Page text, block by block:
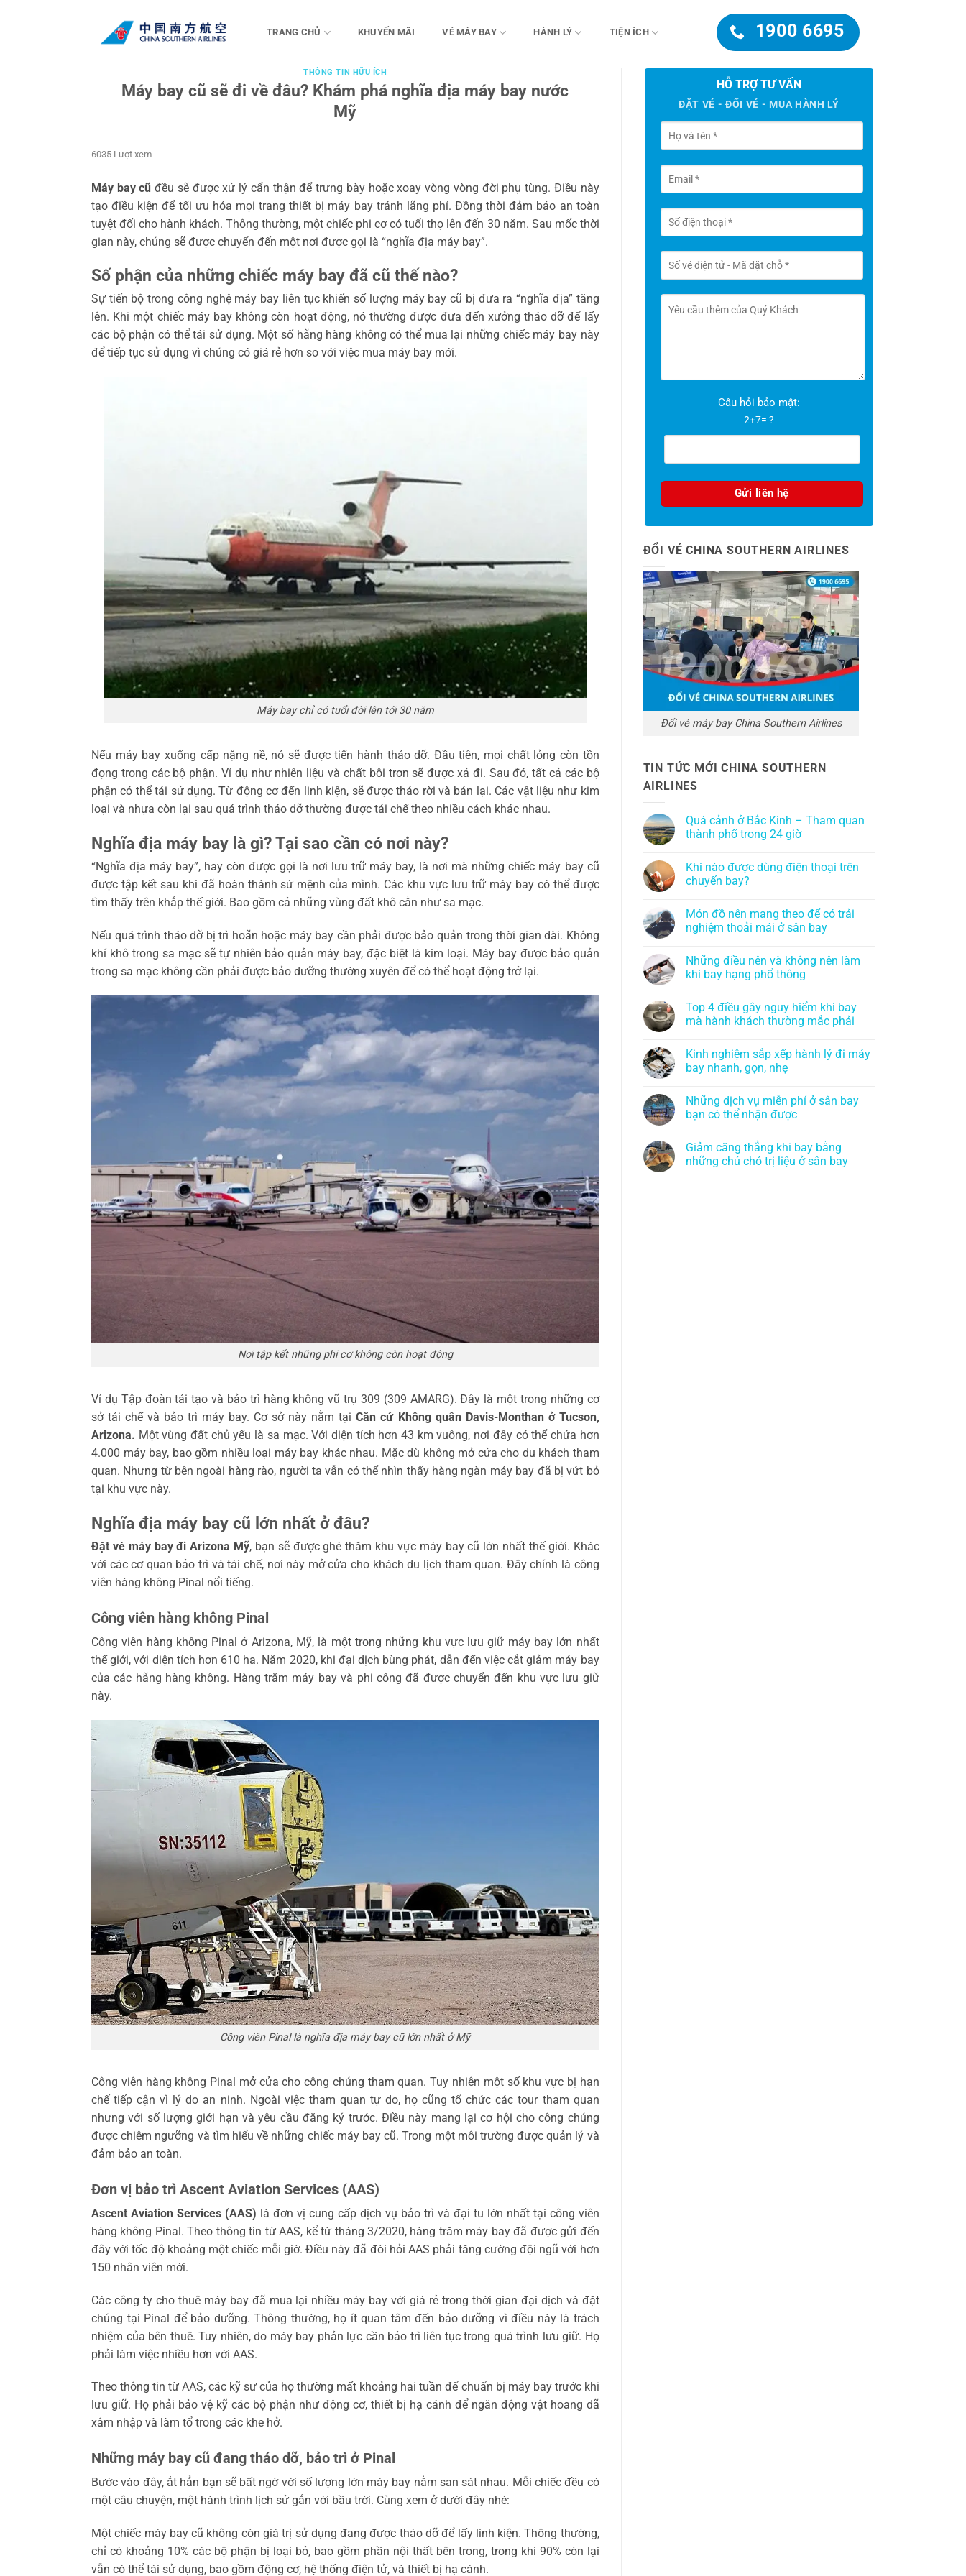
TRANG CHỦ KHUYẾN MÃI VÉ MÁY BAY HÀNH LÝ TIỆN ÍCH 1900 6695
THÔNG TIN HỮU ÍCH
Máy bay cũ sẽ đi về đâu? Khám phá nghĩa địa máy bay nước
Mỹ
6035 Lượt xem
Máy bay cũ đều sẽ được xử lý cẩn thận để trưng bày hoặc xoay vòng vòng đời phụ tùng. Điều này
tạo điều kiện để tối ưu hóa mọi trang thiết bị máy bay tránh lãng phí. Đồng thời đảm bảo an toàn
tuyệt đối cho hành khách. Thông thường, một chiếc phi cơ có tuổi thọ lên đến 30 năm. Sau mốc thời
gian này, chúng sẽ được chuyển đến một nơi được gọi là “nghĩa địa máy bay”.
Số phận của những chiếc máy bay đã cũ thế nào?
Sự tiến bộ trong công nghệ máy bay liên tục khiến số lượng máy bay cũ bị đưa ra “nghĩa địa” tăng
lên. Khi một chiếc máy bay không còn hoạt động, nó thường được đưa đến xưởng tháo dỡ để lấy
các bộ phận có thể tái sử dụng. Một số hãng hàng không có thể mua lại những chiếc máy bay này
để tiếp tục sử dụng vì chúng có giá rẻ hơn so với việc mua máy bay mới.
Máy bay chỉ có tuổi đời lên tới 30 năm
Nếu máy bay xuống cấp nặng nề, nó sẽ được tiến hành tháo dỡ. Đầu tiên, mọi chất lỏng còn tồn
đọng trong các bộ phận. Ví dụ như nhiên liệu và chất bôi trơn sẽ được xả đi. Sau đó, tất cả các bộ
phận có thể tái sử dụng. Từ động cơ đến linh kiện, sẽ được tháo rời và bán lại. Các vật liệu như kim
loại và nhựa còn lại sau quá trình tháo dỡ thường được tái chế theo nhiều cách khác nhau.
Nghĩa địa máy bay là gì? Tại sao cần có nơi này?
“Nghĩa địa máy bay”, hay còn được gọi là nơi lưu trữ máy bay, là nơi mà những chiếc máy bay cũ
được tập kết sau khi đã hoàn thành sứ mệnh của mình. Các khu vực lưu trữ máy bay có thể được
tìm thấy trên khắp thế giới. Bao gồm cả những vùng đất khô cằn như sa mạc.
Nếu quá trình tháo dỡ bị trì hoãn hoặc máy bay cần phải được bảo quản trong thời gian dài. Không
khí khô trong sa mạc sẽ tự nhiên bảo quản máy bay, đặc biệt là kim loại. Máy bay được bảo quản
trong sa mạc không cần phải được bảo dưỡng thường xuyên để có thể hoạt động trở lại.
Nơi tập kết những phi cơ không còn hoạt động
Ví dụ Tập đoàn tái tạo và bảo trì hàng không vũ trụ 309 (309 AMARG). Đây là một trong những cơ
sở tái chế và bảo trì máy bay. Cơ sở này nằm tạiCăn cứ Không quân Davis-Monthan ở Tucson,
Arizona. Một vùng đất chủ yếu là sa mạc. Với diện tích hơn 43 km vuông, nơi đây có thể chứa hơn
4.000 máy bay, bao gồm nhiều loại máy bay khác nhau. Mặc dù không mở cửa cho du khách tham
quan. Nhưng từ bên ngoài hàng rào, người ta vẫn có thể nhìn thấy hàng ngàn máy bay đã bị vứt bỏ
tại khu vực này.
Nghĩa địa máy bay cũ lớn nhất ở đâu?
Đặt vé máy bay đi Arizona Mỹ, bạn sẽ được ghé thăm khu vực máy bay cũ lớn nhất thế giới. Khác
với các cơ quan bảo trì và tái chế, nơi này mở cửa cho khách du lịch tham quan. Đây chính là công
viên hàng không Pinal nổi tiếng.
Công viên hàng không Pinal
Công viên hàng không Pinal ở Arizona, Mỹ, là một trong những khu vực lưu giữ máy bay lớn nhất
thế giới, với diện tích hơn 610 ha. Năm 2020, khi đại dịch bùng phát, dẫn đến việc cắt giảm máy bay
của các hãng hàng không. Hàng trăm máy bay và phi công đã được chuyển đến khu vực lưu giữ
này.
Công viên Pinal là nghĩa địa máy bay cũ lớn nhất ở Mỹ
Công viên hàng không Pinal mở cửa cho công chúng tham quan. Tuy nhiên một số khu vực bị hạn
chế tiếp cận vì lý do an ninh. Ngoài việc tham quan tự do, họ cũng tổ chức các tour tham quan
nhưng với số lượng giới hạn và yêu cầu đăng ký trước. Điều này mang lại cơ hội cho công chúng
được chiêm ngưỡng và tìm hiểu về những chiếc máy bay cũ. Trong một môi trường được quản lý và
đảm bảo an toàn.
Đơn vị bảo trì Ascent Aviation Services (AAS)
Ascent Aviation Services (AAS) là đơn vị cung cấp dịch vụ bảo trì và đại tu lớn nhất tại công viên
hàng không Pinal. Theo thông tin từ AAS, kể từ tháng 3/2020, hàng trăm máy bay đã được gửi đến
đây với tốc độ khoảng một chiếc mỗi giờ. Điều này đã đòi hỏi AAS phải tăng cường đội ngũ với hơn
150 nhân viên mới.
Các công ty cho thuê máy bay đã mua lại nhiều máy bay với giá rẻ trong thời gian đại dịch và đặt
chúng tại Pinal để bảo dưỡng. Thông thường, họ ít quan tâm đến bảo dưỡng vì điều này là trách
nhiệm của bên thuê. Tuy nhiên, do máy bay phản lực cần bảo trì liên tục trong quá trình lưu giữ. Họ
phải làm việc nhiều hơn với AAS.
Theo thông tin từ AAS, các kỹ sư của họ thường mất khoảng hai tuần để chuẩn bị máy bay trước khi
lưu giữ. Họ phải bảo vệ kỹ các bộ phận như động cơ, thiết bị hạ cánh để ngăn động vật hoang dã
xâm nhập và làm tổ trong các khe hở.
Những máy bay cũ đang tháo dỡ, bảo trì ở Pinal
Bước vào đây, ắt hẳn bạn sẽ bất ngờ với số lượng lớn máy bay nằm san sát nhau. Mỗi chiếc đều có
một câu chuyện, một hành trình lịch sử gắn với bầu trời. Cùng xem ở dưới đây nhé:
Một chiếc máy bay cũ không còn giá trị sử dụng đang được tháo dỡ để lấy linh kiện. Thông thường,
chỉ có khoảng 10% các bộ phận bị loại bỏ, bao gồm phần nội thất bên trong, trong khi 90% còn lại
vẫn có thể tái sử dụng, bao gồm động cơ, hệ thống điện tử, và thiết bị hạ cánh.
HỖ TRỢ TƯ VẤN
ĐẶT VÉ - ĐỔI VÉ - MUA HÀNH LÝ
Câu hỏi bảo mật:
2+7= ?
ĐỔI VÉ CHINA SOUTHERN AIRLINES
Đổi vé máy bay China Southern Airlines
TIN TỨC MỚI CHINA SOUTHERN
AIRLINES
Quá cảnh ở Bắc Kinh – Tham quan
thành phố trong 24 giờ
Khi nào được dùng điện thoại trên
chuyến bay?
Món đồ nên mang theo để có trải
nghiệm thoải mái ở sân bay
Những điều nên và không nên làm
khi bay hạng phổ thông
Top 4 điều gây nguy hiểm khi bay
mà hành khách thường mắc phải
Kinh nghiệm sắp xếp hành lý đi máy
bay nhanh, gọn, nhẹ
Những dịch vụ miễn phí ở sân bay
bạn có thể nhận được
Giảm căng thẳng khi bay bằng
những chú chó trị liệu ở sân bay